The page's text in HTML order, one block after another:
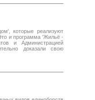
которые реализуют
и программа 'Жильё -
и Администрацией
доказали свою